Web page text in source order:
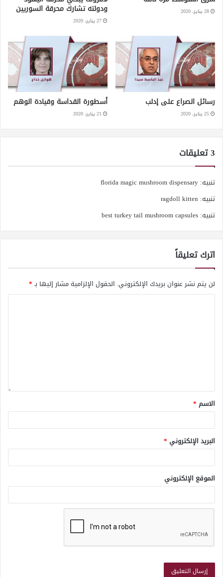
28 يناير، 2020 ودولته تشارك محرقة السوريين
27 يناير، 2020
رسائل الصراع على إدلب
25 يناير، 2020
أسطورة القداسة وقيادة الوهم
21 يناير، 2020
‫3 تعليقات
تنبيه: florida magic mushroom dispensary
تنبيه: ragdoll kitten
تنبيه: best turkey tail mushroom capsules
اترك تعليقاً
لن يتم نشر عنوان بريدك الإلكتروني. الحقول الإلزامية مشار إليها بـ*
الاسم *
البريد الإلكتروني *
الموقع الإلكتروني